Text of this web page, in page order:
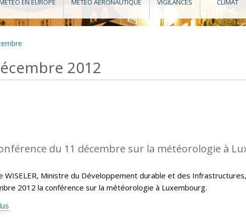
EN EUROPE MÉTÉO AÉRONAUTIQUE VIGILANCES CLIMAT
2012
du 11 décembre sur la météorologie à
WISELER, Ministre du Développement durable et des
2012 la conférence sur la météorologie à Luxembourg.